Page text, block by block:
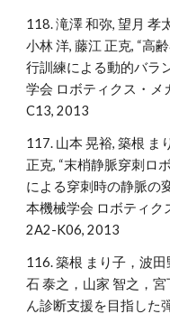
118. 滝澤 和弥, 望月 孝
小林 洋, 藤江 正克, “高
行訓練による動的バラ
学会 ロボティクス・
C13, 2013
117. 山本 晃裕, 築根 ま
正克, “末梢静脈穿刺ロ
による穿刺時の静脈の
本機械学会 ロボティ
2A2-K06, 2013
116. 築根 まり子，波
石 泰之，山家 智之，
ん診断支援を目指した